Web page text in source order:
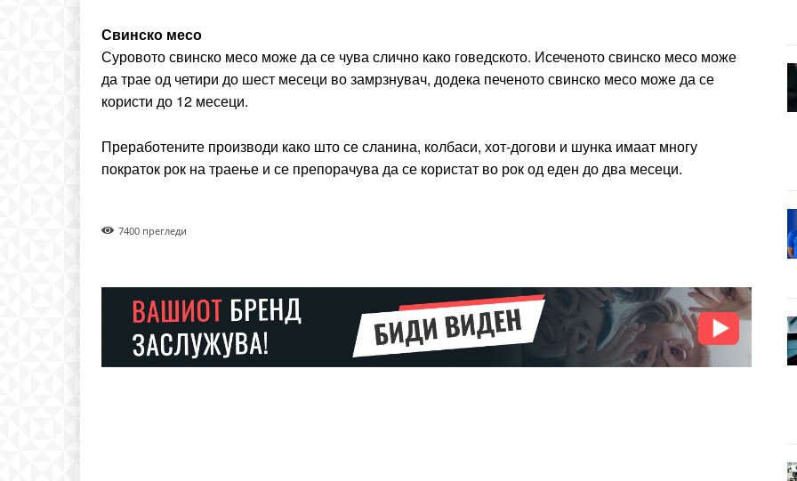
Свинско месо
Суровото свинско месо може да се чува слично како говедското. Исеченото свинско месо може
да трае од четири до шест месеци во замрзнувач, додека печеното свинско месо може да се
користи до 12 месеци.
Преработените производи како што се сланина, колбаси, хот-догови и шунка имаат многу
пократок рок на траење и се препорачува да се користат во рок од еден до два месеци.
7400 прегледи